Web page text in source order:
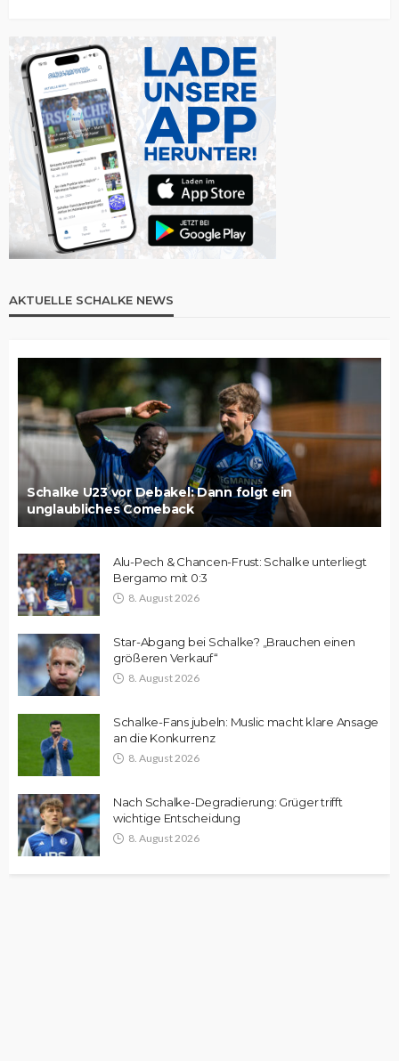
AKTUELLE SCHALKE NEWS
Schalke U23 vor Debakel: Dann folgt ein
unglaubliches Comeback
Alu-Pech & Chancen-Frust: Schalke unterliegt
Bergamo mit 0:3
8. August 2026
Star-Abgang bei Schalke? „Brauchen einen
größeren Verkauf“
8. August 2026
Schalke-Fans jubeln: Muslic macht klare Ansage
an die Konkurrenz
8. August 2026
Nach Schalke-Degradierung: Grüger trifft
wichtige Entscheidung
8. August 2026